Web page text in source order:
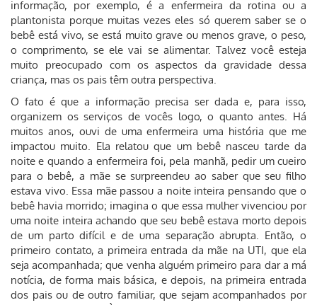
informação, por exemplo, é a enfermeira da rotina ou a
plantonista porque muitas vezes eles só querem saber se o
bebê está vivo, se está muito grave ou menos grave, o peso,
o comprimento, se ele vai se alimentar. Talvez você esteja
muito preocupado com os aspectos da gravidade dessa
criança, mas os pais têm outra perspectiva.
O fato é que a informação precisa ser dada e, para isso,
organizem os serviços de vocês logo, o quanto antes. Há
muitos anos, ouvi de uma enfermeira uma história que me
impactou muito. Ela relatou que um bebê nasceu tarde da
noite e quando a enfermeira foi, pela manhã, pedir um cueiro
para o bebê, a mãe se surpreendeu ao saber que seu filho
estava vivo. Essa mãe passou a noite inteira pensando que o
bebê havia morrido; imagina o que essa mulher vivenciou por
uma noite inteira achando que seu bebê estava morto depois
de um parto difícil e de uma separação abrupta. Então, o
primeiro contato, a primeira entrada da mãe na UTI, que ela
seja acompanhada; que venha alguém primeiro para dar a má
notícia, de forma mais básica, e depois, na primeira entrada
dos pais ou de outro familiar, que sejam acompanhados por